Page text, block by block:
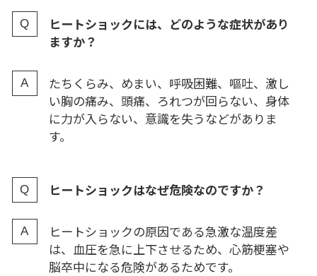
ヒートショックには、どのような症状があり
ますか？
たちくらみ、めまい、呼吸困難、嘔吐、激し
い胸の痛み、頭痛、ろれつが回らない、身体
に力が入らない、意識を失うなどがありま
す。
ヒートショックはなぜ危険なのですか？
ヒートショックの原因である急激な温度差
は、血圧を急に上下させるため、心筋梗塞や
脳卒中になる危険があるためです。